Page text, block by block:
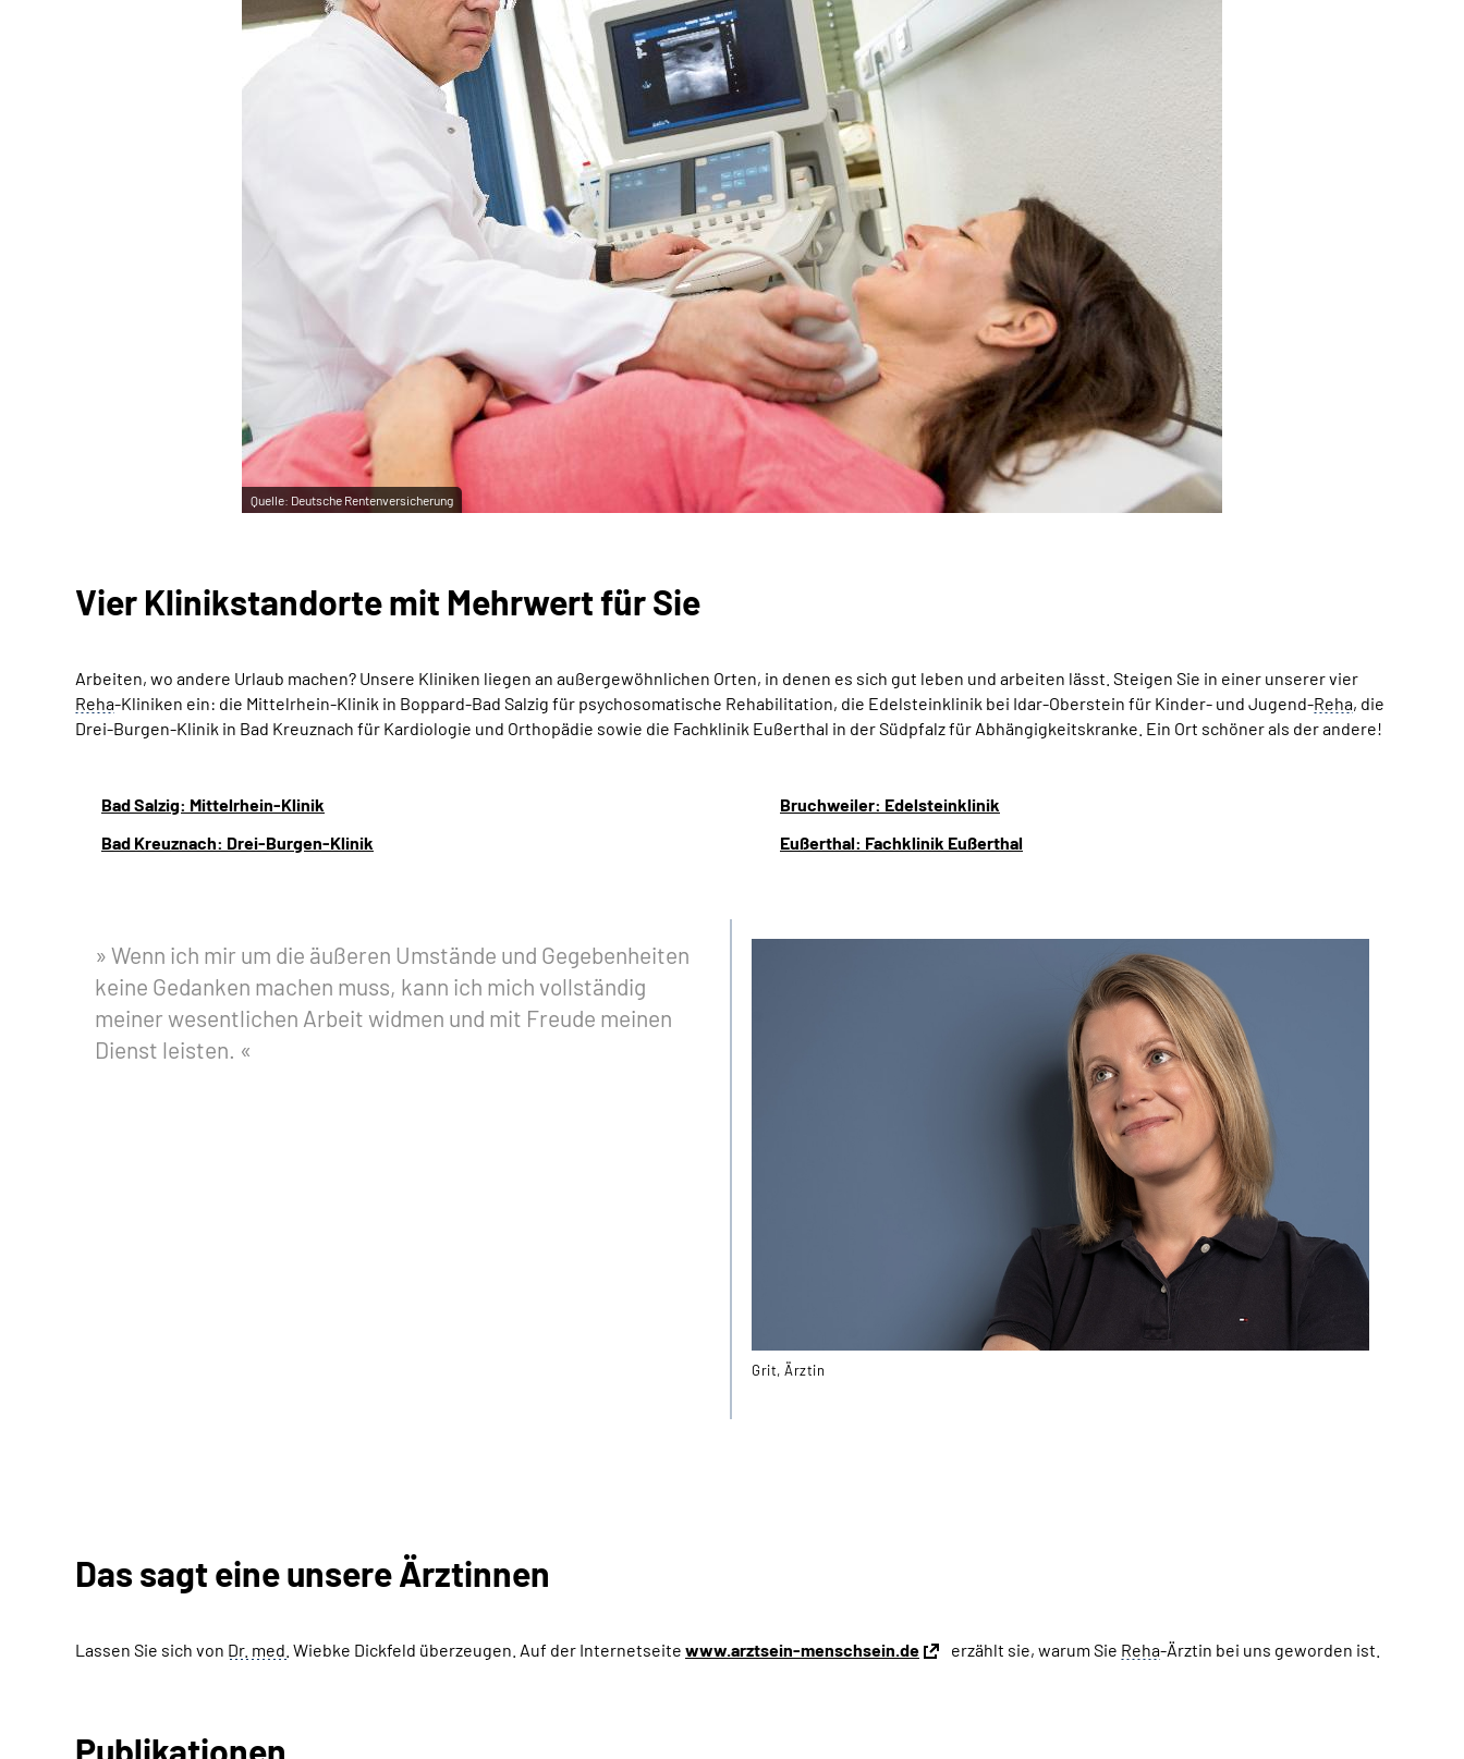
Quelle: Deutsche Rentenversicherung
Vier Klinikstandorte mit Mehrwert für Sie
Arbeiten, wo andere Urlaub machen? Unsere Kliniken liegen an außergewöhnlichen Orten, in denen es sich gut leben und arbeiten lässt. Steigen Sie in einer unserer vier
Reha-Kliniken ein: die Mittelrhein-Klinik in Boppard-Bad Salzig für psychosomatische Rehabilitation, die Edelsteinklinik bei Idar-Oberstein für Kinder- und Jugend-Reha, die
Drei-Burgen-Klinik in Bad Kreuznach für Kardiologie und Orthopädie sowie die Fachklinik Eußerthal in der Südpfalz für Abhängigkeitskranke. Ein Ort schöner als der andere!
Bad Salzig: Mittelrhein-Klinik
Bruchweiler: Edelsteinklinik
Bad Kreuznach: Drei-Burgen-Klinik
Eußerthal: Fachklinik Eußerthal
Wenn ich mir um die äußeren Umstände und Gegebenheiten
keine Gedanken machen muss, kann ich mich vollständig
meiner wesentlichen Arbeit widmen und mit Freude meinen
Dienst leisten.
Grit, Ärztin
Das sagt eine unsere Ärztinnen
Lassen Sie sich von Dr. med. Wiebke Dickfeld überzeugen. Auf der Internetseite www.arztsein-menschsein.de erzählt sie, warum Sie Reha-Ärztin bei uns geworden ist.
Publikationen